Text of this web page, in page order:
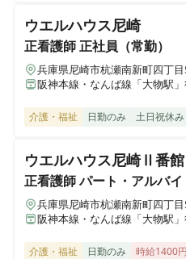
ヒューマンライフケア伏見の宿
京都府京都市伏見区日野谷寺町68
ヒューマンライフケア 望地
神奈川県綾瀬市小園1538番1号 メゾン
ヒューマンライフケア宇奈根の宿
神奈川県川崎市高津区宇奈根633-2
神奈川県川崎市宮前区水沢3丁目14番3号
ウエルハウス尼崎
正看護師正社員（常勤）
兵庫県尼崎市杭瀬南新町四丁
阪神本線・なんば線「大物駅
介護・福祉 日勤のみ 土日祝休み
ウエルハウス尼崎Ⅱ番館
正看護師パート・アルバイ
兵庫県尼崎市杭瀬南新町四丁
阪神本線・なんば線「大物駅
介護・福祉 日勤のみ 時給1400